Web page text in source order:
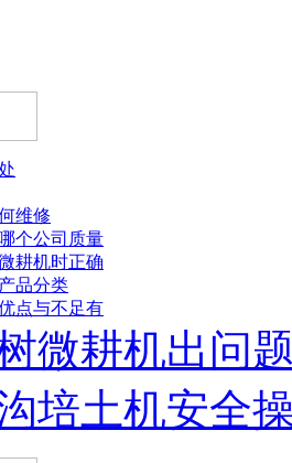
维修
个公司质量
耕机时正确
品分类
点与不足有
微耕机出问
培土机安全